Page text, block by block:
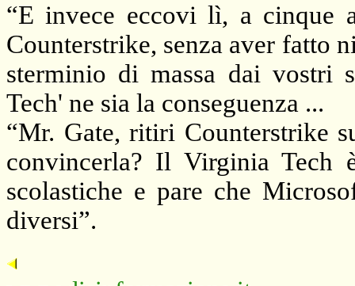
“E invece eccovi lì, a cinque
Counterstrike, senza aver fatto
sterminio di massa dai vostri
Tech' ne sia la conseguenza ...
“Mr. Gate, ritiri Counterstrike
convincerla? Il Virginia Tech
scolastiche e pare che
diversi”.